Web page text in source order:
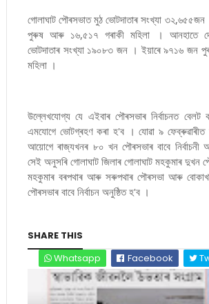
গোলাঘাট পৌৰসভাত মুঠ ভোটদাতাৰ সংখ্যা
পুৰুষ আৰু ১৬,৫১৭ গৰাকী মহিলা । আনহাতে
ভোটদাতাৰ সংখ্যা ১৯০৮৩ জন । ইয়াৰে ৯৭১৬ জন
মহিলা ।
উল্লেখযোগ্য যে এইবাৰ পৌৰসভাৰ নিৰ্বাচনত বেলট
এমযোগে ভোটগ্ৰহণ কৰা হ'ব । যোৱা ৯ ফেব্ৰুৱাৰীত
আয়োগে ৰাজ্যখনৰ ৮০ খন পৌৰসভাৰ বাবে নিৰ্বাচনী
সেই অনুসৰি গোলাঘাট জিলাৰ গোলাঘাট মহকুমাৰ দুখন
মহকুমাৰ বৰপথাৰ আৰু সৰুপথাৰ পৌৰসভা আৰু
পৌৰসভাৰ বাবে নিৰ্বাচন অনুষ্ঠিত হ'ব ।
SHARE THIS
Whatsapp
Facebook